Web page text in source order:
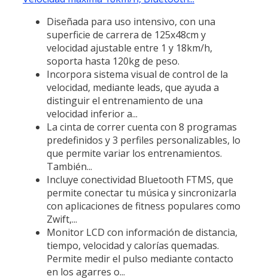
Diseñada para uso intensivo, con una
superficie de carrera de 125x48cm y
velocidad ajustable entre 1 y 18km/h,
soporta hasta 120kg de peso.
Incorpora sistema visual de control de la
velocidad, mediante leads, que ayuda a
distinguir el entrenamiento de una
velocidad inferior a...
La cinta de correr cuenta con 8 programas
predefinidos y 3 perfiles personalizables, lo
que permite variar los entrenamientos.
También...
Incluye conectividad Bluetooth FTMS, que
permite conectar tu música y sincronizarla
con aplicaciones de fitness populares como
Zwift,...
Monitor LCD con información de distancia,
tiempo, velocidad y calorías quemadas.
Permite medir el pulso mediante contacto
en los agarres o...